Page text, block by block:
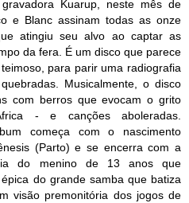
Kuarup, neste mês de
e Blanc assinam todas as onze
atingiu seu alvo ao captar as
da fera. É um disco que parece
para parir uma radiografia
Musicalmente, o disco
com berros que evocam o grito
- e canções aboleradas.
começa com o nascimento
(Parto) e se encerra com a
do menino de 13 anos que
do grande samba que batiza
visão premonitória dos jogos de